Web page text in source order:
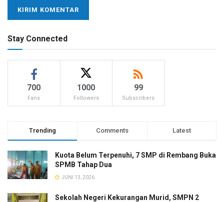
Stay Connected
700
Fans
1000
Followers
99
Subscribers
Trending Comments Latest
Kuota Belum Terpenuhi, 7 SMP di Rembang Buka
SPMB Tahap Dua
JUNI 13, 2026
Sekolah Negeri Kekurangan Murid, SMPN 2